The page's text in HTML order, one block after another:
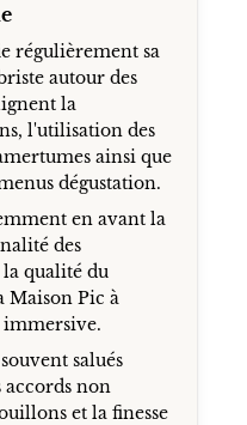
régulièrement sa
autour des
la
l'utilisation des
ainsi que
dégustation.
en avant la
des
la qualité du
Maison Pic à
salués
accords non
et la finesse